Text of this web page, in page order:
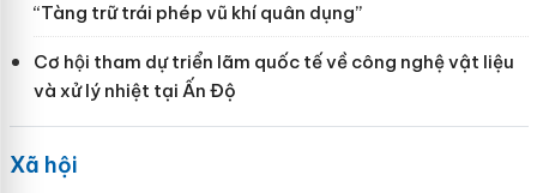
“Tàng trữ trái phép vũ khí quân dụng”
Cơ hội tham dự triển lãm quốc tế về công nghệ vật liệu
và xử lý nhiệt tại Ấn Độ
Xã hội